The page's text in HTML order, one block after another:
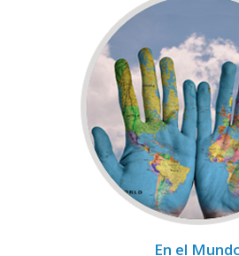
En el